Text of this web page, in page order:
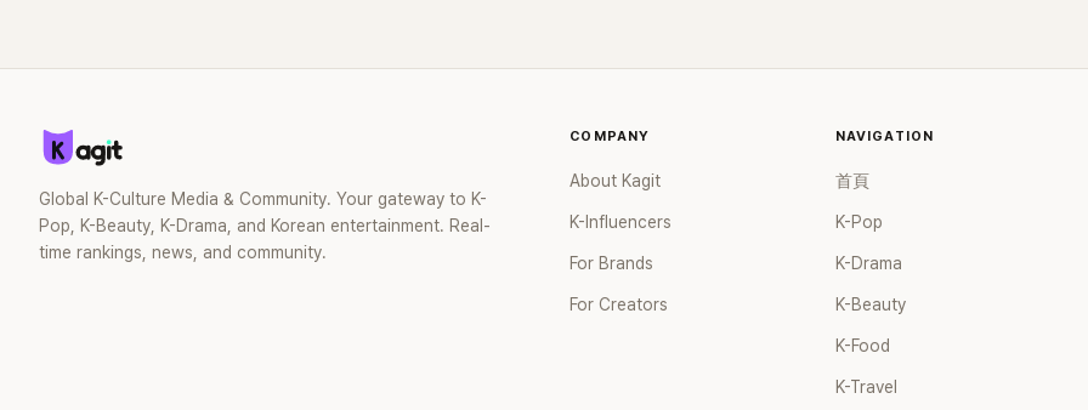
婚後育有兩個女兒，一家四口生活幸福美
營的 YouTube 頻道也即將突破百萬訂閱，
近年內容深受網友喜愛，再度迎來事業第
Global K-Culture Media & Community. Your gateway to K-
Pop, K-Beauty, K-Drama, and Korean entertainment. Real-
time rankings, news, and community.
COMPANY
About Kagit
K-Influencers
For Brands
For Creators
NAVIGATION
首頁
K-Pop
K-Drama
K-Beauty
K-Food
K-Travel